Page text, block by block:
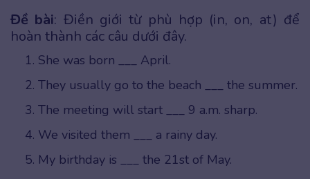
Đề bài: Điền giới từ phù hợp (in, on, at) để
hoàn thành các câu dưới đây.
She was born ___ April.
They usually go to the beach ___ the summer.
The meeting will start ___ 9 a.m. sharp.
We visited them ___ a rainy day.
My birthday is ___ the 21st of May.